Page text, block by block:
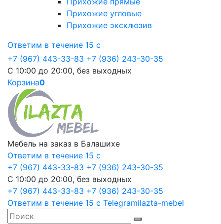
Прихожие угловые
Прихожие эксклюзив
Ответим в течение 15 с
+7 (967) 443-33-83 +7 (936) 243-30-35
С 10:00 до 20:00, без выходных
Корзина0
Мебель на заказ в Балашихе
Ответим в течение 15 с
+7 (967) 443-33-83 +7 (936) 243-30-35
С 10:00 до 20:00, без выходных
+7 (967) 443-33-83 +7 (936) 243-30-35
Ответим в течение 15 с Telegramilazta-mebel